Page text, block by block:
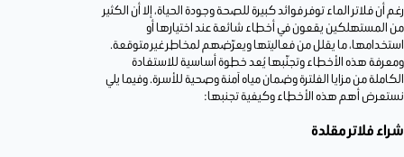
رغم أن فلاتر الماء توفر فوائد كبيرة للصحة وجودة الحياة، إلا أن الكثير
من المستهلكين يقعون في أخطاء شائعة عند اختيارها أو
استخدامها، ما يقلل من فعاليتها ويعرّضهم لمخاطر غير متوقعة.
ومعرفة هذه الأخطاء وتجنّبها يُعد خطوة أساسية للاستفادة
الكاملة من مزايا الفلترة وضمان مياه آمنة وصحية للأسرة. وفيما يلي
نستعرض أهم هذه الأخطاء وكيفية تجنبها:
شراء فلاتر مقلدة